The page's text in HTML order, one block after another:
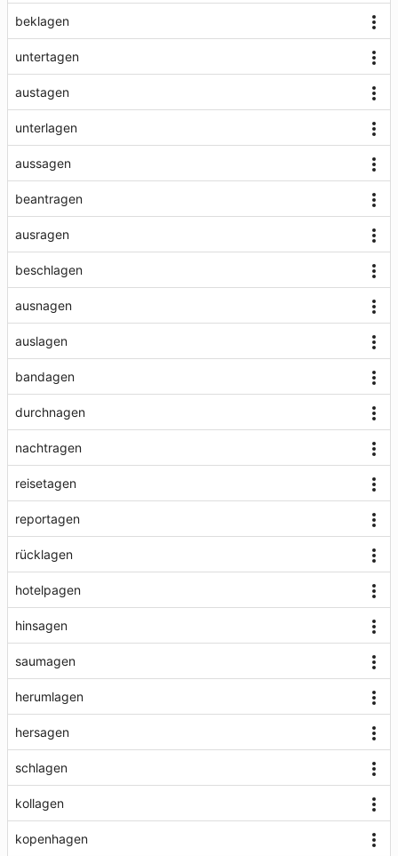
beklagen
untertagen
austagen
unterlagen
aussagen
beantragen
ausragen
beschlagen
ausnagen
auslagen
bandagen
durchnagen
nachtragen
reisetagen
reportagen
rücklagen
hotelpagen
hinsagen
saumagen
herumlagen
hersagen
schlagen
kollagen
kopenhagen